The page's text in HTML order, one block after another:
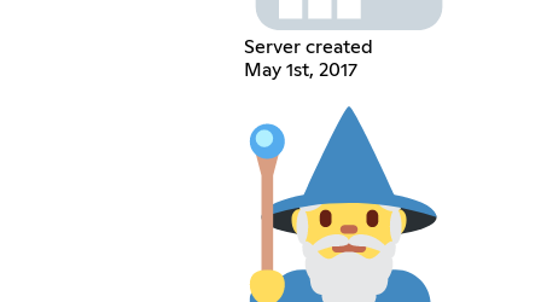
Server created
May 1st, 2017